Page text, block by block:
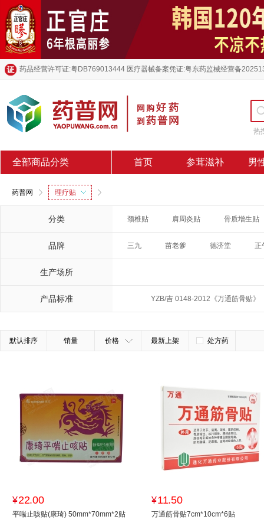
药品经营许可证:粤DB769013444 医疗器械备案凭证:粤东药监械经营备
热
全部商品分类 首页 参茸滋补 男
药普网 理疗贴
分类 颈椎贴 肩周炎贴 骨质增生贴
品牌 三九 苗老爹 德济堂 正
生产场所
产品标准 YZB/吉 0148-2012《万通筋骨贴》
默认排序 销量 价格 最新上架 处方药
¥22.00
平喘止咳贴(康琦) 50mm*70mm*2贴
¥11.50
万通筋骨贴7cm*10cm*6贴